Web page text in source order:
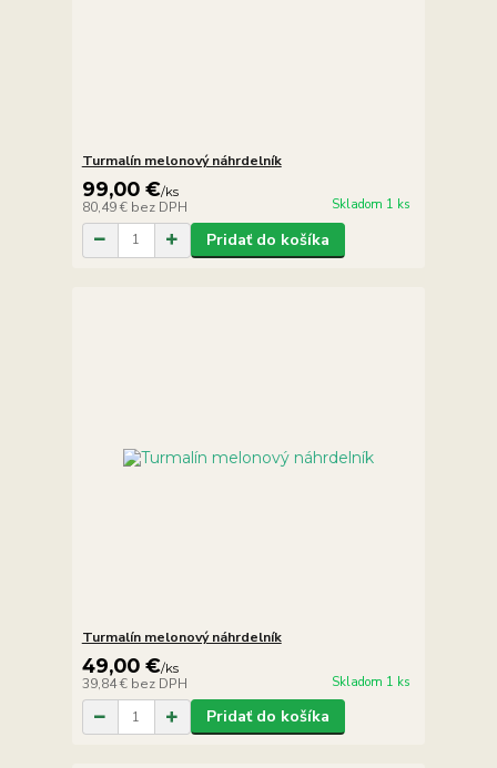
Turmalín melonový náhrdelník
99,00 €/ks
80,49 € bez DPH Skladom 1 ks
Pridať do košíka
Turmalín melonový náhrdelník
49,00 €/ks
39,84 € bez DPH Skladom 1 ks
Pridať do košíka